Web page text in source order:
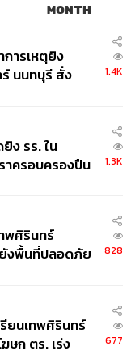
MONTH
ารเหตุยิง
นนทบุรี สั่ง
1.4K
ง รร. ใน
าครอบครองปืน
1.3K
พศิรินทร์
งพื้นที่ปลอดภัย
828
ยนเทพศิรินทร์
ษก ตร. เร่ง
677